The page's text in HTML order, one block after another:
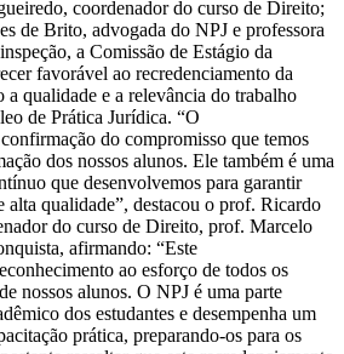
coordenador do curso de Direito;
de Brito, advogada do NPJ e professora
a Comissão de Estágio da
favorável ao recredenciamento da
a qualidade e a relevância do trabalho
de Prática Jurídica. “O
do compromisso que temos
dos nossos alunos. Ele também é uma
que desenvolvemos para garantir
alta qualidade”, destacou o prof. Ricardo
do curso de Direito, prof. Marcelo
afirmando: “Este
ao esforço de todos os
nossos alunos. O NPJ é uma parte
dos estudantes e desempenha um
prática, preparando-os para os